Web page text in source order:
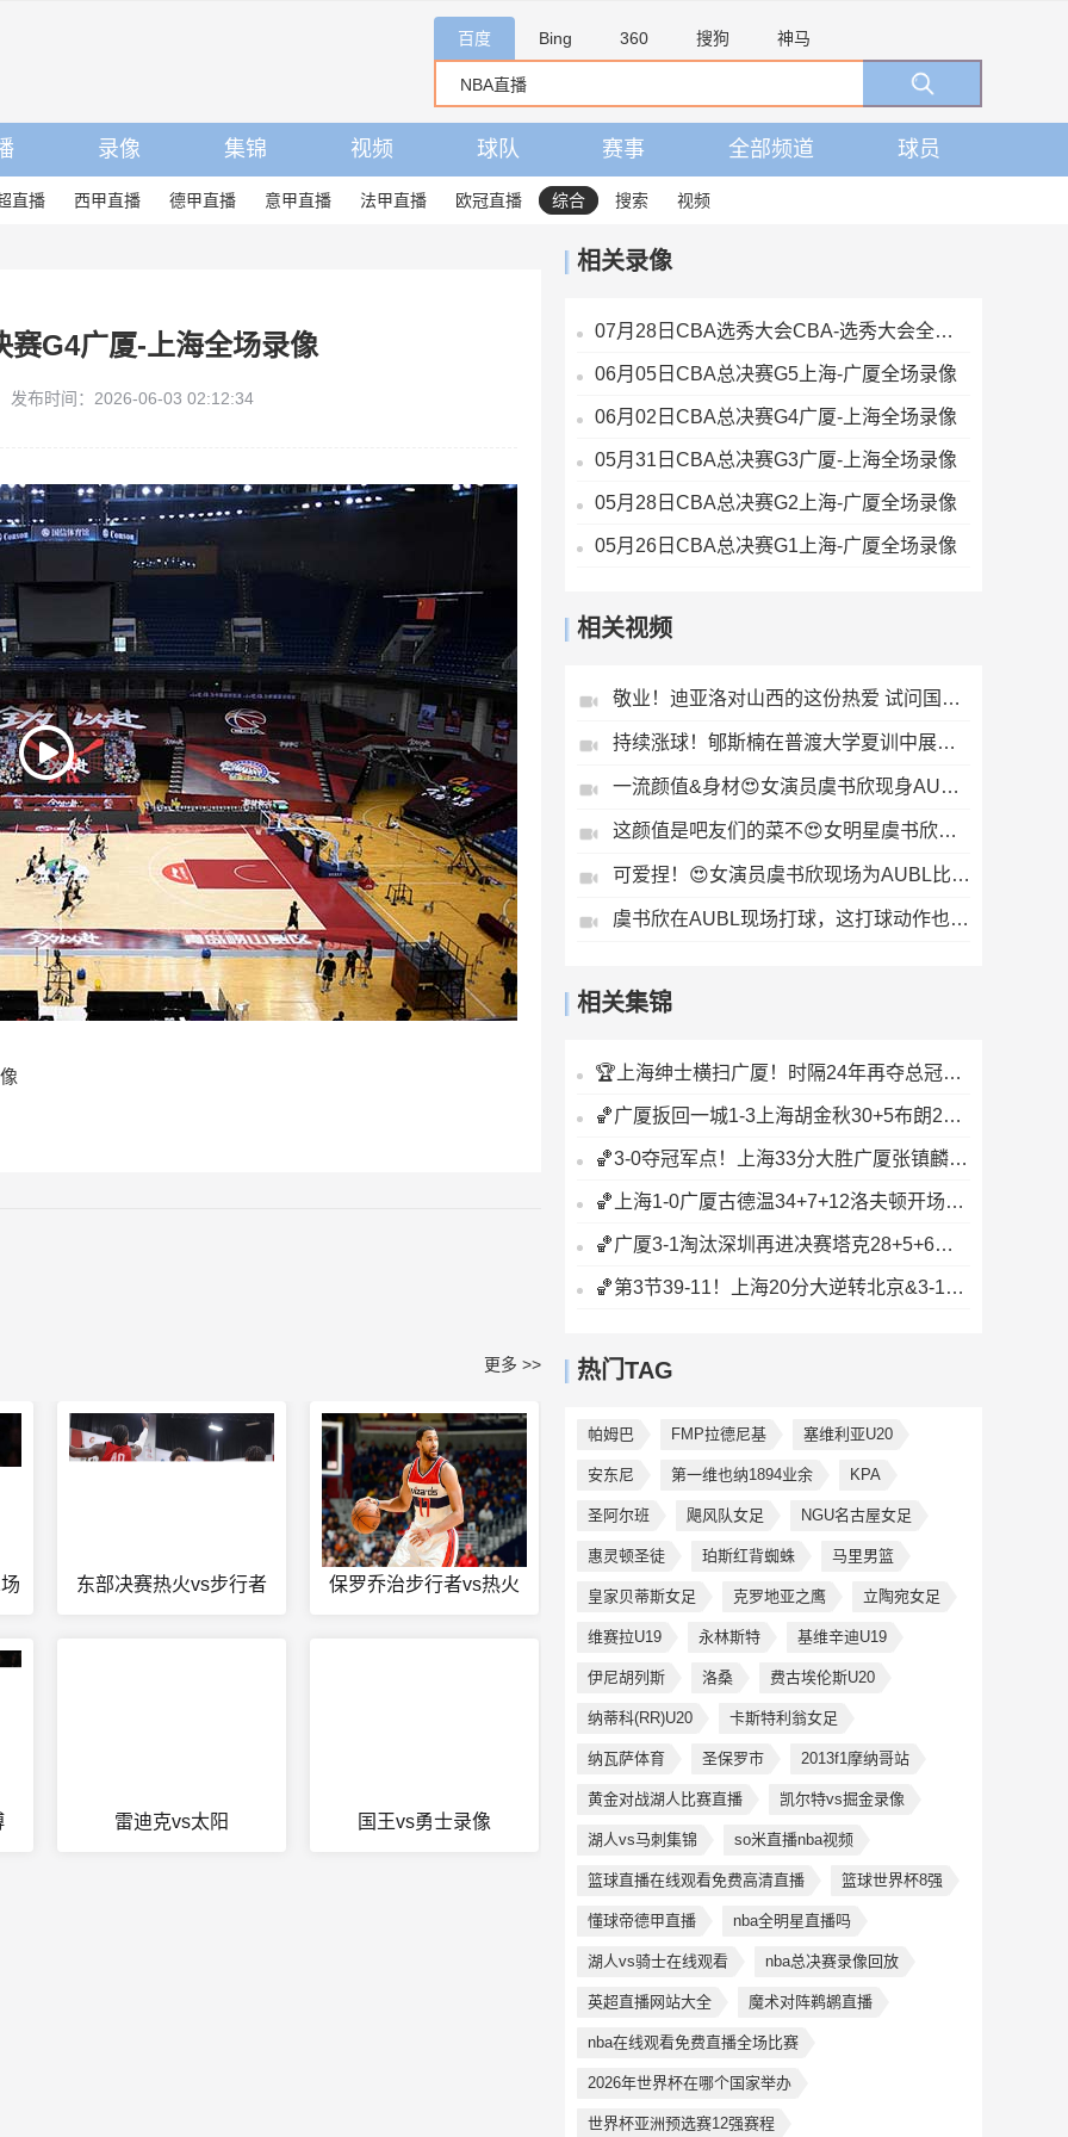
百度 Bing 360 搜狗 神马
录像 集锦 视频 球队 赛事 全部频道 球员
直播 西甲直播 德甲直播 意甲直播 法甲直播 欧冠直播 综合 搜索 视频
赛G4广厦-上海全场录像
发布时间：2026-06-03 02:12:34
更多 >>
东部决赛热火vs步行者 保罗乔治步行者vs热火
雷迪克vs太阳 国王vs勇士录像
相关录像
07月28日CBA选秀大会CBA-选秀大会全场录像
06月05日CBA总决赛G5上海-广厦全场录像
06月02日CBA总决赛G4广厦-上海全场录像
05月31日CBA总决赛G3广厦-上海全场录像
05月28日CBA总决赛G2上海-广厦全场录像
05月26日CBA总决赛G1上海-广厦全场录像
相关视频
敬业！迪亚洛对山西的这份热爱 试问国内球员有多少能做到？
持续涨球！郇斯楠在普渡大学夏训中展现全能天赋！
一流颜值&身材😍女演员虞书欣现身AUBL现场投篮~
这颜值是吧友们的菜不😍女明星虞书欣观战AUBL比赛~
可爱捏！😍女演员虞书欣现场为AUBL比赛开球
虞书欣在AUBL现场打球，这打球动作也太可爱了吧！🥰
相关集锦
🏆上海绅士横扫广厦！时隔24年再夺总冠军！王哲林爆砍29+14！
🏀广厦扳回一城1-3上海胡金秋30+5布朗27+8古德温28+6+8
🏀3-0夺冠军点！上海33分大胜广厦张镇麟23+9+6孙铭徽8中2
🏀上海1-0广厦古德温34+7+12洛夫顿开场伤退孙铭徽0分&5失误
🏀广厦3-1淘汰深圳再进决赛塔克28+5+6胡金秋15+8贺希宁12分
🏀第3节39-11！上海20分大逆转北京&3-1闯入总决赛刘铮5记三分
热门TAG
帕姆巴 FMP拉德尼基 塞维利亚U20
安东尼 第一维也纳1894业余 KPA
圣阿尔班 飓风队女足 NGU名古屋女足
惠灵顿圣徒 珀斯红背蜘蛛 马里男篮
皇家贝蒂斯女足 克罗地亚之鹰 立陶宛女足
维赛拉U19 永林斯特 基维辛迪U19
伊尼胡列斯 洛桑 费古埃伦斯U20
纳蒂科(RR)U20 卡斯特利翁女足
纳瓦萨体育 圣保罗市 2013f1摩纳哥站
黄金对战湖人比赛直播 凯尔特vs掘金录像
湖人vs马刺集锦 so米直播nba视频
篮球直播在线观看免费高清直播 篮球世界杯8强
懂球帝德甲直播 nba全明星直播吗
湖人vs骑士在线观看 nba总决赛录像回放
英超直播网站大全 魔术对阵鹈鹕直播
nba在线观看免费直播全场比赛
2026年世界杯在哪个国家举办
世界杯亚洲预选赛12强赛程